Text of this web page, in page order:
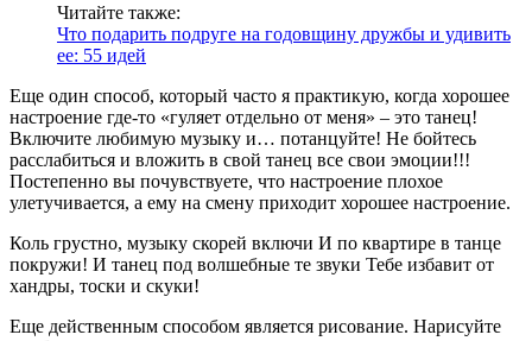
Читайте также:
Что подарить подруге на годовщину дружбы и удивить
ее: 55 идей
Еще один способ, который часто я практикую, когда хорошее
настроение где-то «гуляет отдельно от меня» – это танец!
Включите любимую музыку и… потанцуйте! Не бойтесь
расслабиться и вложить в свой танец все свои эмоции!!!
Постепенно вы почувствуете, что настроение плохое
улетучивается, а ему на смену приходит хорошее настроение.
Коль грустно, музыку скорей включи И по квартире в танце
покружи! И танец под волшебные те звуки Тебе избавит от
хандры, тоски и скуки!
Еще действенным способом является рисование. Нарисуйте